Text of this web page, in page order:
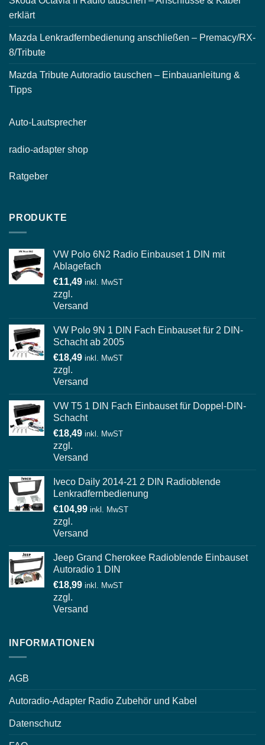
erklärt
Mazda Lenkradfernbedienung anschließen – Premacy/RX-
8/Tribute
Mazda Tribute Autoradio tauschen – Einbauanleitung &
Tipps
Auto-Lautsprecher
radio-adapter shop
Ratgeber
PRODUKTE
VW Polo 6N2 Radio Einbauset 1 DIN mit
Ablagefach
€11,49 inkl. MwST
zzgl.
Versand
VW Polo 9N 1 DIN Fach Einbauset für 2 DIN-
Schacht ab 2005
€18,49 inkl. MwST
zzgl.
Versand
VW T5 1 DIN Fach Einbauset für Doppel-DIN-
Schacht
€18,49 inkl. MwST
zzgl.
Versand
Iveco Daily 2014-21 2 DIN Radioblende
Lenkradfernbedienung
€104,99 inkl. MwST
zzgl.
Versand
Jeep Grand Cherokee Radioblende Einbauset
Autoradio 1 DIN
€18,99 inkl. MwST
zzgl.
Versand
INFORMATIONEN
AGB
Autoradio-Adapter Radio Zubehör und Kabel
Datenschutz